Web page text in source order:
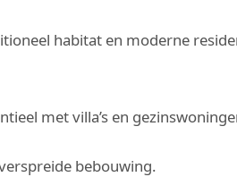
habitat en moderne
met villa’s en
bebouwing.